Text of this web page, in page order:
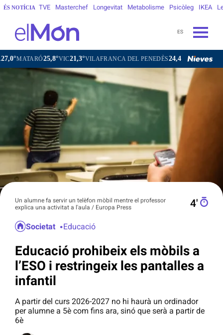
ÉS NOTÍCIA TVE Masterchef Longevitat Metabolisme Psicòleg IKEA
ES
25,8°VIC21,3°VILAFRANCA DEL PENEDÈS24,4°VILANOVA I LA
Un alumne fa servir un telèfon mòbil mentre el professor
explica una activitat a l'aula / Europa Press
4′
Societat Educació
Educació prohibeix els mòbils a
l’ESO i restringeix les pantalles a
infantil
A partir del curs 2026-2027 no hi haurà un ordinador
per alumne a 5è com fins ara, sinó que serà a partir de
6è